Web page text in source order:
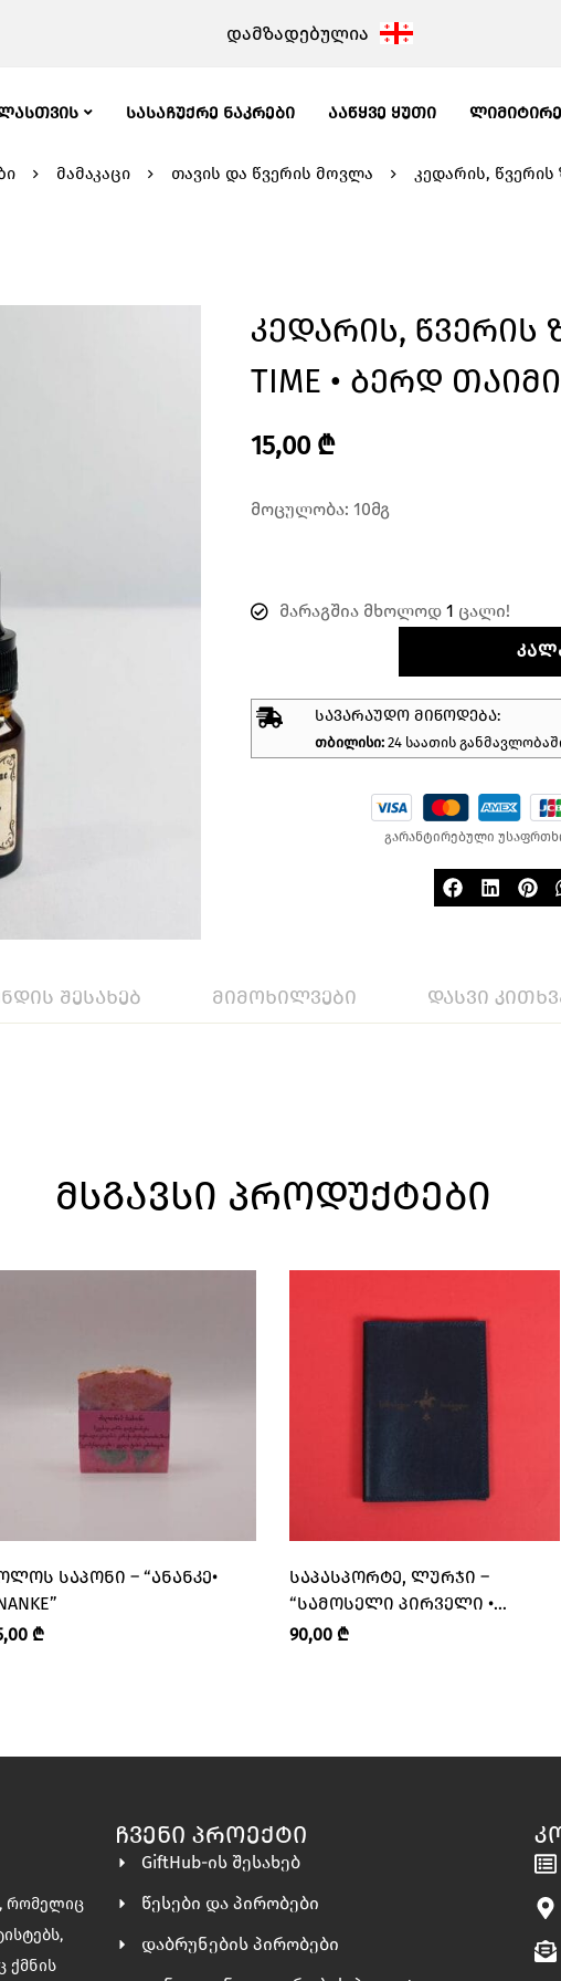
დამზადებულია
ᲡᲐᲡᲐᲩᲣᲥᲠᲔ ᲜᲐᲙᲠᲔᲑᲘ ᲐᲐᲬᲧᲕᲔ ᲧᲣᲗᲘ
მამაკაცი თავის და წვერის მოვლა კედარის, წვერის
Კედარის, Წვერის
TIME • Ბერდ
15,00 ₾
მოცულობა: 10მგ
მარაგშია მხოლოდ 1 ცალი!
ᲡᲐᲕᲐᲠᲐᲣᲓᲝ ᲛᲘᲬᲝᲓᲔᲑᲐ:
თბილისი: 24 საათის
გარანტირებული
შესახებ მიმოხილვები დასვი
ᲛᲡᲒᲐᲕᲡᲘ ᲞᲠᲝᲓᲣᲥᲢᲔᲑᲘ
ᲡᲐᲞᲝᲜᲘ – “ᲐᲜᲐᲜᲙᲔ•
₾
ᲡᲐᲞᲐᲡᲞᲝᲠᲢᲔ, ᲚᲣᲠᲯᲘ –
“ᲡᲐᲛᲝᲡᲔᲚᲘ ᲞᲘᲠᲕᲔᲚᲘ •
SAMOSELI PIRVELI”
90,00 ₾
რომელიც
ქმნის
ᲩᲕᲔᲜᲘ ᲞᲠᲝᲔᲥᲢᲘ
GiftHub-ის შესახებ
წესები და პირობები
დაბრუნების პირობები